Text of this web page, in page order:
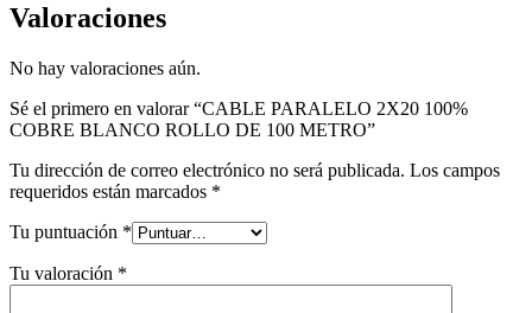
Valoraciones
No hay valoraciones aún.
Sé el primero en valorar “CABLE PARALELO 2X20 100%
COBRE BLANCO ROLLO DE 100 METRO”
Tu dirección de correo electrónico no será publicada. Los campos
requeridos están marcados *
Tu puntuación *
Tu valoración *